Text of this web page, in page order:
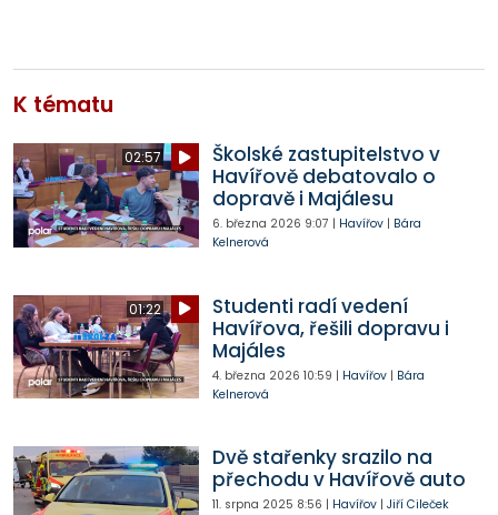
K tématu
02:57
Školské zastupitelstvo v
Havířově debatovalo o
dopravě i Majálesu
6. března 2026 9:07 | Havířov| Bára
Kelnerová
01:22
Studenti radí vedení
Havířova, řešili dopravu i
Majáles
4. března 2026 10:59 | Havířov| Bára
Kelnerová
Dvě stařenky srazilo na
přechodu v Havířově auto
11. srpna 2025 8:56 | Havířov| Jiří Cileček